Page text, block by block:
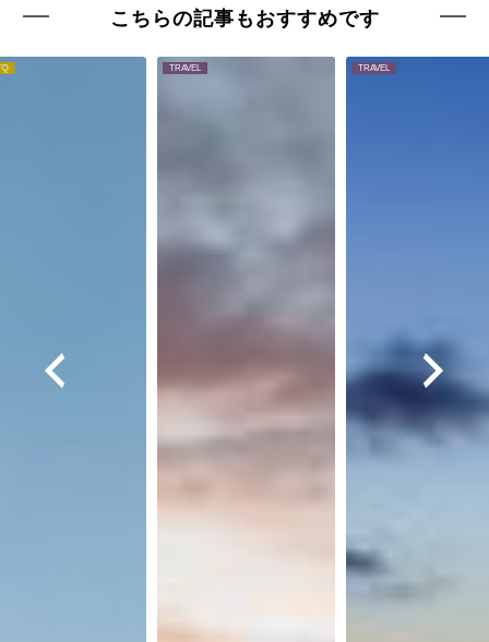
こちらの記事もおすすめです
TRAVEL TRAVEL